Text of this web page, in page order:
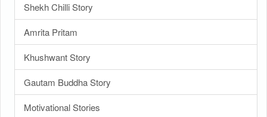
Shekh Chilli Story
Amrita Pritam
Khushwant Story
Gautam Buddha Story
Motivational Stories